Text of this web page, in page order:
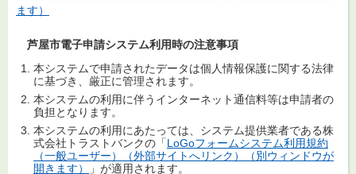
ます）
芦屋市電子申請システム利用時の注意事項
本システムで申請されたデータは個人情報保護に関する法律
に基づき、厳正に管理されます。
本システムの利用に伴うインターネット通信料等は申請者の
負担となります。
本システムの利用にあたっては、システム提供業者である株
式会社トラストバンクの「LoGoフォームシステム利用規約
（一般ユーザー）（外部サイトへリンク）（別ウィンドウが
開きます）
」が適用されます。